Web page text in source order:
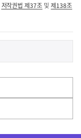
저작권법 제37조 및제138조